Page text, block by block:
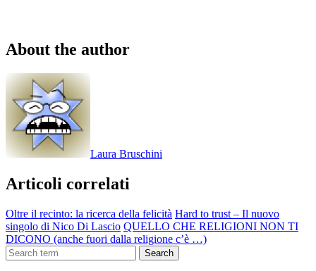
About the author
Laura Bruschini
Articoli correlati
Oltre il recinto: la ricerca della felicità Hard to trust – Il nuovo
singolo di Nico Di Lascio QUELLO CHE RELIGIONI NON TI
DICONO (anche fuori dalla religione c’è …)
Search